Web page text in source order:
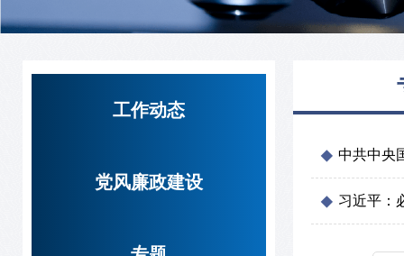
工作动态
党风廉政建设
中共中央
习近平：